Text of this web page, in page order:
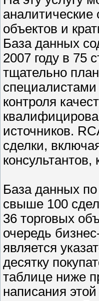
аналитические
объектов и
База данных
2007 году в 75
тщательно
специалистами
контроля
источников.
сделки,
База данных
свыше 100
36 торговых
очередь
является
десятку
таблице ниже
написания